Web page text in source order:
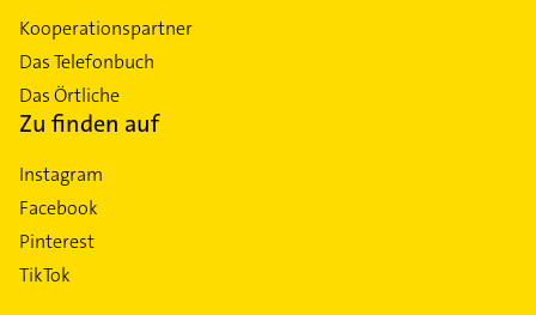
Kooperationspartner
Das Telefonbuch
Das Örtliche
Zu finden auf
Instagram
Facebook
Pinterest
TikTok